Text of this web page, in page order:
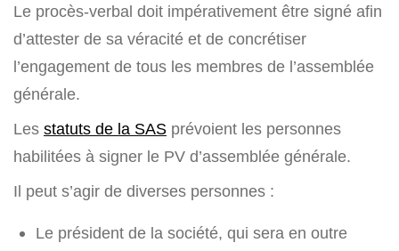
Le procès-verbal doit impérativement être signé afin
d’attester de sa véracité et de concrétiser
l’engagement de tous les membres de l’assemblée
générale.
Les statuts de la SAS prévoient les personnes
habilitées à signer le PV d’assemblée générale.
Il peut s’agir de diverses personnes :
Le président de la société, qui sera en outre